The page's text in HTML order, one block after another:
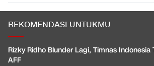
REKOMENDASI UNTUKMU
Rizky Ridho Blunder Lagi, Timnas Indonesia
AFF